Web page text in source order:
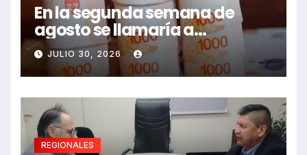
En la segunda semana de
agosto se llamaría a
paritarias
JULIO 30, 2026
REGIONALES